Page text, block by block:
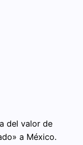
del valor de
a México.